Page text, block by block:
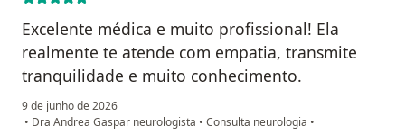
Excelente médica e muito profissional! Ela
realmente te atende com empatia, transmite
tranquilidade e muito conhecimento.
9 de junho de 2026
• Dra Andrea Gaspar neurologista • Consulta neurologia •